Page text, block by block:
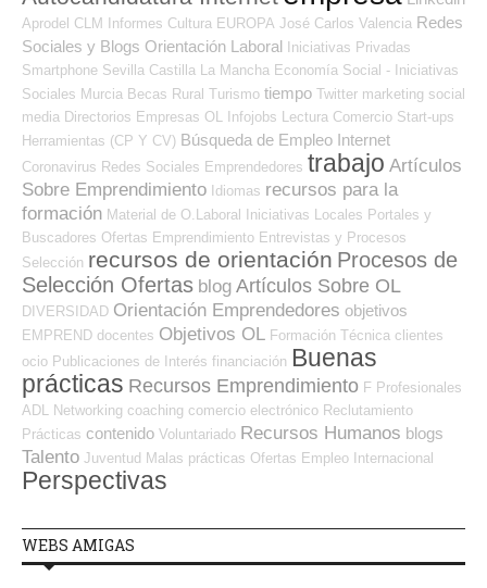
Aprodel CLM Informes Cultura EUROPA José Carlos Valencia Redes
Sociales y Blogs Orientación Laboral Iniciativas Privadas
Smartphone Sevilla Castilla La Mancha Economía Social - Iniciativas
Sociales Murcia Becas Rural Turismo tiempo Twitter marketing social
media Directorios Empresas OL Infojobs Lectura Comercio Start-ups
Herramientas (CP Y CV) Búsqueda de Empleo Internet
Coronavirus Redes Sociales Emprendedores trabajo Artículos
Sobre Emprendimiento Idiomas recursos para la
formación Material de O.Laboral Iniciativas Locales Portales y
Buscadores Ofertas Emprendimiento Entrevistas y Procesos
Selección recursos de orientación Procesos de
Selección Ofertas blog Artículos Sobre OL
DIVERSIDAD Orientación Emprendedores objetivos
EMPREND docentes Objetivos OL Formación Técnica clientes
ocio Publicaciones de Interés financiación Buenas
prácticas Recursos Emprendimiento F Profesionales
ADL
Networking coaching comercio electrónico Reclutamiento
Prácticas contenido Voluntariado Recursos Humanos blogs
Talento Juventud Malas prácticas Ofertas Empleo Internacional
Perspectivas
WEBS AMIGAS